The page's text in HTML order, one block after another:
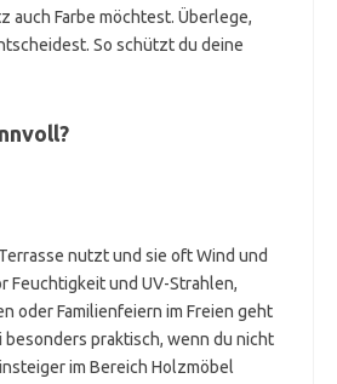
auch Farbe möchtest. Überlege,
So schützt du deine
nutzt und sie oft Wind und
Feuchtigkeit und UV-Strahlen,
oder Familienfeiern im Freien geht
praktisch, wenn du nicht
im Bereich Holzmöbel